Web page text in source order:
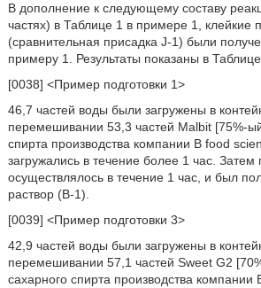
В дополнение к следующему составу
частях) в Таблице 1 в примере 1, клейкие
(сравнительная присадка J-1) были
примеру 1. Результаты показаны в Таблице
[0038] <Пример подготовки 1>
46,7 частей воды были загружены в
перемешивании 53,3 частей Malbit [75%-
спирта производства компании B food
загружались в течение более 1 час.
осуществлялось в течение 1 час, и был
раствор (B-1).
[0039] <Пример подготовки 3>
42,9 частей воды были загружены в
перемешивании 57,1 частей Sweet G2
сахарного спирта производства